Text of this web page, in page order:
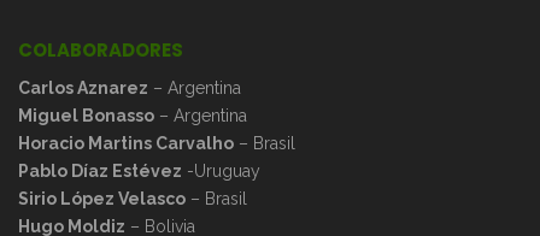
COLABORADORES
Carlos Aznarez – Argentina
Miguel Bonasso – Argentina
Horacio Martins Carvalho – Brasil
Pablo Díaz Estévez -Uruguay
Sirio López Velasco – Brasil
Hugo Moldiz – Bolivia